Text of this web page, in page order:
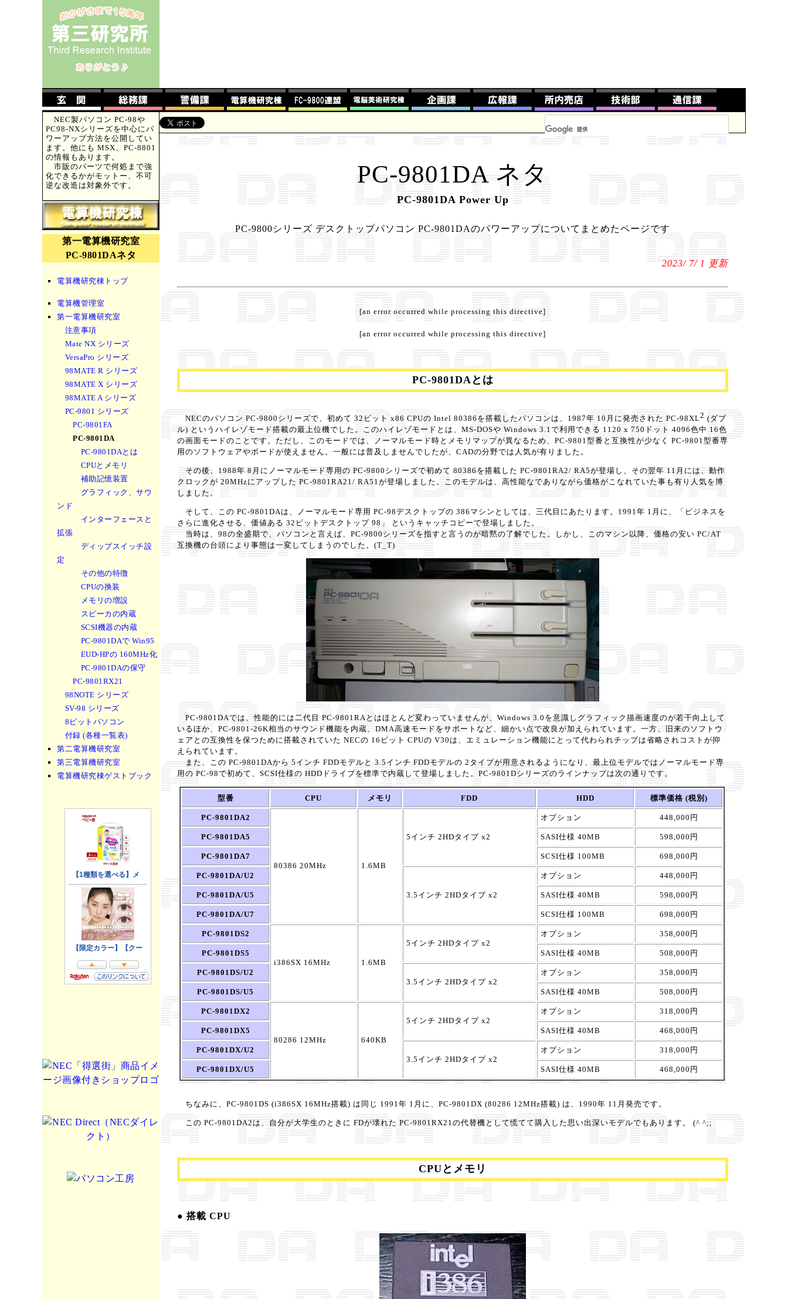
NEC製パソコン PC-98や
PC98-NXシリーズを中心にパ
ワーアップ方法を公開してい
ます。他にも MSX、PC-8801
の情報もあります。
市販のパーツで何処まで強
化できるかがモットー、不可
逆な改造は対象外です。
PC-9801DA ネタ
PC-9801DA Power Up
PC-9800シリーズ デスクトップパソコン PC-9801DAのパワーアップについてまとめたページです
2023/ 7/ 1 更新
[an error occurred while processing this directive]
[an error occurred while processing this directive]
PC-9801DAとは
NECのパソコン PC-9800シリーズで、初めて 32ビット x86 CPUの Intel 80386を搭載したパソコンは、1987年 10月に発売された PC-98XL2 (ダブ
ル) というハイレゾモード搭載の最上位機でした。このハイレゾモードとは、MS-DOSや Windows 3.1で利用できる 1120 x 750ドット 4096色中 16色
の画面モードのことです。ただし、このモードでは、ノーマルモード時とメモリマップが異なるため、PC-9801型番と互換性が少なく PC-9801型番専
用のソフトウェアやボードが使えません。一般には普及しませんでしたが、CADの分野では人気が有りました。
その後、1988年 8月にノーマルモード専用の PC-9800シリーズで初めて 80386を搭載した PC-9801RA2/ RA5が登場し、その翌年 11月には、動作
クロックが 20MHzにアップした PC-9801RA21/ RA51が登場しました。このモデルは、高性能なでありながら価格がこなれていた事も有り人気を博
しました。
そして、この PC-9801DAは、ノーマルモード専用 PC-98デスクトップの 386マシンとしては、三代目にあたります。1991年 1月に、「ビジネスを
さらに進化させる、価値ある 32ビットデスクトップ 98」 というキャッチコピーで登場しました。
当時は、98の全盛期で、パソコンと言えば、PC-9800シリーズを指すと言うのが暗黙の了解でした。しかし、このマシン以降、価格の安い PC/AT
互換機の台頭により事態は一変してしまうのでした。(T_T)
PC-9801DAでは、性能的には二代目 PC-9801RAとはほとんど変わっていませんが、Windows 3.0を意識しグラフィック描画速度のが若干向上して
いるほか、PC-9801-26K相当のサウンド機能を内蔵、DMA高速モードをサポートなど、細かい点で改良が加えられています。一方、旧来のソフトウ
ェアとの互換性を保つために搭載されていた NECの 16ビット CPUの V30は、エミュレーション機能にとって代わられチップは省略されコストが抑
えられています。
また、この PC-9801DAから 5インチ FDDモデルと 3.5インチ FDDモデルの 2タイプが用意されるようになり、最上位モデルではノーマルモード専
用の PC-98で初めて、SCSI仕様の HDDドライブを標準で内蔵して登場しました。PC-9801Dシリーズのラインナップは次の通りです。
型番 CPU メモリ FDD HDD 標準価格 (税別)
PC-9801DA2
80386 20MHz 1.6MB
5インチ 2HDタイプ x2
オプション 448,000円
PC-9801DA5 SASI仕様 40MB 598,000円
PC-9801DA7 SCSI仕様 100MB 698,000円
PC-9801DA/U2
3.5インチ 2HDタイプ x2
オプション 448,000円
PC-9801DA/U5 SASI仕様 40MB 598,000円
PC-9801DA/U7 SCSI仕様 100MB 698,000円
PC-9801DS2
i386SX 16MHz 1.6MB
5インチ 2HDタイプ x2
オプション 358,000円
PC-9801DS5 SASI仕様 40MB 508,000円
PC-9801DS/U2
3.5インチ 2HDタイプ x2
オプション 358,000円
PC-9801DS/U5 SASI仕様 40MB 508,000円
PC-9801DX2
80286 12MHz 640KB
5インチ 2HDタイプ x2
オプション 318,000円
PC-9801DX5 SASI仕様 40MB 468,000円
PC-9801DX/U2
3.5インチ 2HDタイプ x2
オプション 318,000円
PC-9801DX/U5 SASI仕様 40MB 468,000円
ちなみに、PC-9801DS (i386SX 16MHz搭載) は同じ 1991年 1月に、PC-9801DX (80286 12MHz搭載) は、1990年 11月発売です。
この PC-9801DA2は、自分が大学生のときに FDが壊れた PC-9801RX21の代替機として慌てて購入した思い出深いモデルでもあります。 (^ ^;;
CPUとメモリ
● 搭載 CPU
第一電算機研究室
PC-9801DAネタ
電算機研究棟トップ
電算機管理室
第一電算機研究室
注意事項
Mate NX シリーズ
VersaPro シリーズ
98MATE R シリーズ
98MATE X シリーズ
98MATE A シリーズ
PC-9801 シリーズ
PC-9801FA
PC-9801DA
PC-9801DAとは
CPUとメモリ
補助記憶装置
グラフィック、サウ
ンド
インターフェースと
拡張
ディップスイッチ設
定
その他の特徴
CPUの換装
メモリの増設
スピーカの内蔵
SCSI機器の内蔵
PC-9801DAで Win95
EUD-HPの 160MHz化
PC-9801DAの保守
PC-9801RX21
98NOTE シリーズ
SV-98 シリーズ
8ビットパソコン
付録 (各種一覧表)
第二電算機研究室
第三電算機研究室
電算機研究棟ゲストブック